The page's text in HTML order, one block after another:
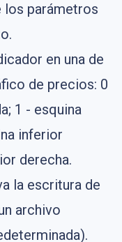
los parámetros
en una de
de precios: 0
1 - esquina
inferior
derecha.
la escritura de
archivo